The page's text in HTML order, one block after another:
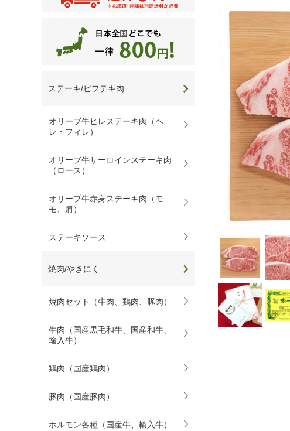
ステーキ/ビフテキ肉
オリーブ牛ヒレステーキ肉（ヘ
レ・フィレ）
オリーブ牛サーロインステーキ肉
（ロース）
オリーブ牛赤身ステーキ肉（モ
モ、肩）
ステーキソース
焼肉/やきにく
焼肉セット（牛肉、鶏肉、豚肉）
牛肉（国産黒毛和牛、国産和牛、
輸入牛）
鶏肉（国産鶏肉）
豚肉（国産豚肉）
ホルモン各種（国産牛、輸入牛）